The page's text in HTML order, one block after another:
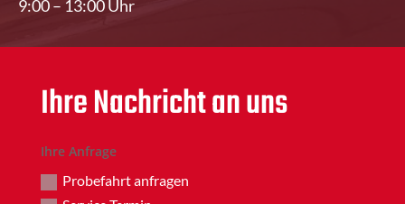
9:00 – 13:00 Uhr
Ihre Nachricht an uns
Ihre Anfrage
Probefahrt anfragen